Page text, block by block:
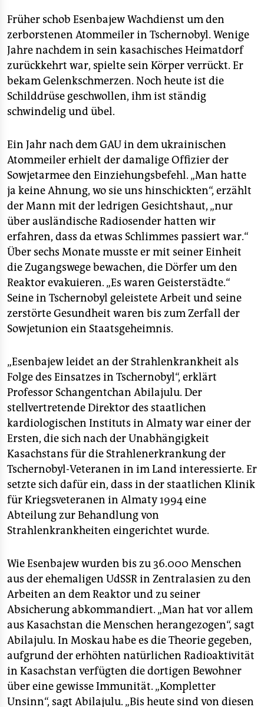
epaper login
Früher schob Esenbajew Wachdienst um den
zerborstenen Atommeiler in Tschernobyl. Wenige
Jahre nachdem in sein kasachisches Heimatdorf
zurückkehrt war, spielte sein Körper verrückt. Er
bekam Gelenkschmerzen. Noch heute ist die
Schilddrüse geschwollen, ihm ist ständig
schwindelig und übel.
Ein Jahr nach dem GAU in dem ukrainischen
Atommeiler erhielt der damalige Offizier der
Sowjetarmee den Einziehungsbefehl. „Man hatte
ja keine Ahnung, wo sie uns hinschickten“, erzählt
der Mann mit der ledrigen Gesichtshaut, „nur
über ausländische Radiosender hatten wir
erfahren, dass da etwas Schlimmes passiert war.“
Über sechs Monate musste er mit seiner Einheit
die Zugangswege bewachen, die Dörfer um den
Reaktor evakuieren. „Es waren Geisterstädte.“
Seine in Tschernobyl geleistete Arbeit und seine
zerstörte Gesundheit waren bis zum Zerfall der
Sowjetunion ein Staatsgeheimnis.
„Esenbajew leidet an der Strahlenkrankheit als
Folge des Einsatzes in Tschernobyl“, erklärt
Professor Schangentchan Abilajulu. Der
stellvertretende Direktor des staatlichen
kardiologischen Instituts in Almaty war einer der
Ersten, die sich nach der Unabhängigkeit
Kasachstans für die Strahlenerkrankung der
Tschernobyl-Veteranen in im Land interessierte. Er
setzte sich dafür ein, dass in der staatlichen Klinik
für Kriegsveteranen in Almaty 1994 eine
Abteilung zur Behandlung von
Strahlenkrankheiten eingerichtet wurde.
Wie Esenbajew wurden bis zu 36.000 Menschen
aus der ehemaligen UdSSR in Zentralasien zu den
Arbeiten an dem Reaktor und zu seiner
Absicherung abkommandiert. „Man hat vor allem
aus Kasachstan die Menschen herangezogen“, sagt
Abilajulu. In Moskau habe es die Theorie gegeben,
aufgrund der erhöhten natürlichen Radioaktivität
in Kasachstan verfügten die dortigen Bewohner
über eine gewisse Immunität. „Kompletter
Unsinn“, sagt Abilajulu. „Bis heute sind von diesen